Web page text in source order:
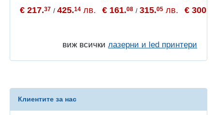
€ 217.37 / 425.14 лв. € 161.08 / 315.05 лв. € 300.
виж всички лазерни и led принтери
Клиентите за нас